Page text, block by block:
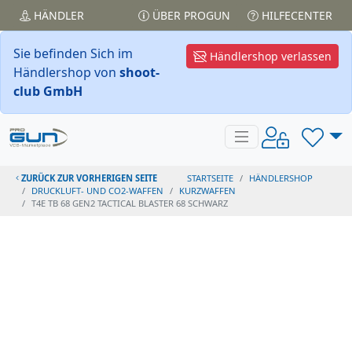
HÄNDLER ÜBER PROGUN HILFECENTER
Händlershop verlassen
Sie befinden Sich im
Händlershop von shoot-
club GmbH
ZURÜCK ZUR VORHERIGEN SEITE STARTSEITE
HÄNDLERSHOP
DRUCKLUFT- UND CO2-WAFFEN
KURZWAFFEN
T4E TB 68 GEN2 TACTICAL BLASTER 68 SCHWARZ